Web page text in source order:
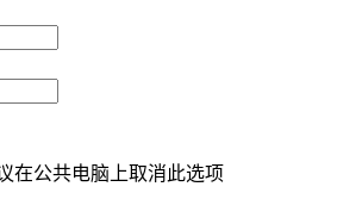
在公共电脑上取消此选项